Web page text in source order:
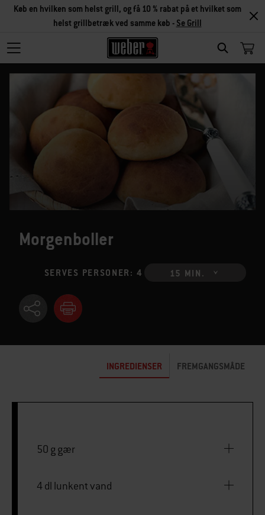
SEARCH
Køb en hvilken som helst grill, og få 10 % rabat på et hvilket som
helst grillbetræk ved samme køb - Se Grill
Morgenboller
SERVES PERSONER: 4 15 MIN.
INGREDIENSER FREMGANGSMÅDE
50 g gær
4 dl lunkent vand